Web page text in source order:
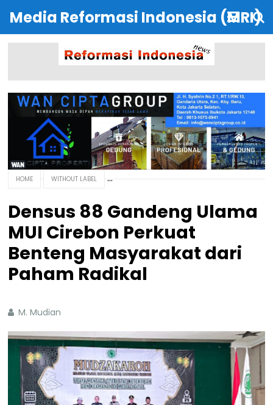
Media Reformasi Indonesia (MRI)
HOME WITHOUT LABEL
Densus 88 Gandeng Ulama
MUI Cirebon Perkuat
Benteng Masyarakat dari
Paham Radikal
M. Mudian